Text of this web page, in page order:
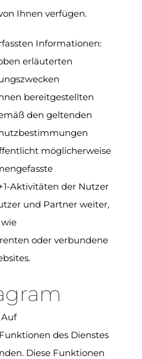
Ihnen verfügen.
Informationen:
erläuterten
bereitgestellten
den geltenden
möglicherweise
Aktivitäten der Nutzer
und Partner weiter,
wie
oder verbundene
Auf
des Dienstes
Diese Funktionen